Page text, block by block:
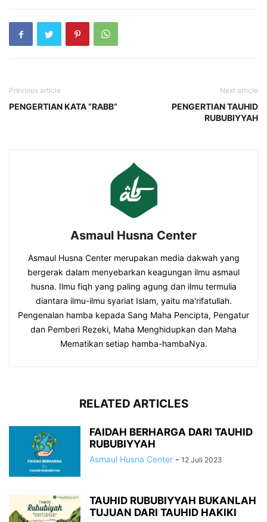
Previous article
PENGERTIAN KATA “RABB”
Next article
PENGERTIAN TAUHID
RUBUBIYYAH
Asmaul Husna Center
Asmaul Husna Center merupakan media dakwah yang
bergerak dalam menyebarkan keagungan ilmu asmaul
husna. Ilmu fiqh yang paling agung dan ilmu termulia
diantara ilmu-ilmu syariat Islam, yaitu ma'rifatullah.
Pengenalan hamba kepada Sang Maha Pencipta, Pengatur
dan Pemberi Rezeki, Maha Menghidupkan dan Maha
Mematikan setiap hamba-hambaNya.
RELATED ARTICLES
FAIDAH BERHARGA DARI TAUHID
RUBUBIYYAH
Asmaul Husna Center - 12 Juli 2023
TAUHID RUBUBIYYAH BUKANLAH
TUJUAN DARI TAUHID HAKIKI